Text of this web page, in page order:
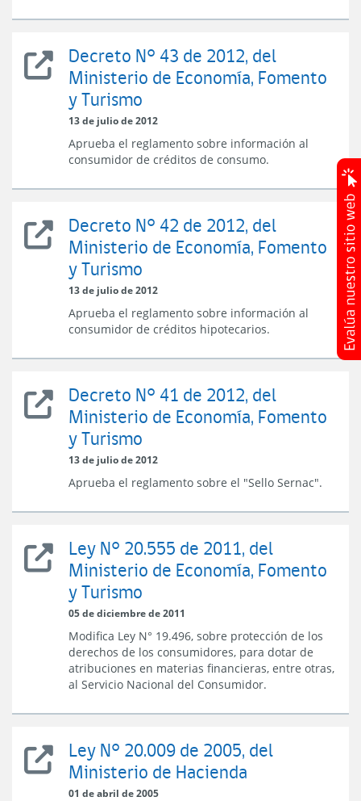
Turismo
Decreto
N°
43
del
Ministerio
de
Economía,
y
Decreto N° 43 de 2012, del
Ministerio de Economía, Fomento
y Turismo
13 de julio de 2012
Aprueba el reglamento sobre información al
consumidor de créditos de consumo.
Decreto
N°
42
del
Ministerio
de
Economía,
y
Decreto N° 42 de 2012, del
Ministerio de Economía, Fomento
y Turismo
13 de julio de 2012
Aprueba el reglamento sobre información al
consumidor de créditos hipotecarios.
Decreto
N°
41
de
2012,
del
de
Fomento
Turismo
Decreto N° 41 de 2012, del
Ministerio de Economía, Fomento
y Turismo
13 de julio de 2012
Aprueba el reglamento sobre el "Sello Sernac".
Ley
N°
20.555
de
2011,
del
Ministerio
de
Economía,
y
Ley N° 20.555 de 2011, del
Ministerio de Economía, Fomento
y Turismo
05 de diciembre de 2011
Modifica Ley N° 19.496, sobre protección de los
derechos de los consumidores, para dotar de
atribuciones en materias financieras, entre otras,
al Servicio Nacional del Consumidor.
Ley
N°
20.009
Ley N° 20.009 de 2005, del
Ministerio de Hacienda
01 de abril de 2005